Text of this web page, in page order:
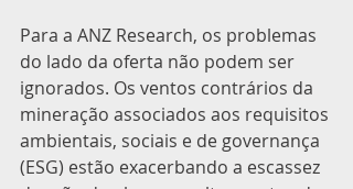
Para a ANZ Research, os problemas
do lado da oferta não podem ser
ignorados. Os ventos contrários da
mineração associados aos requisitos
ambientais, sociais e de governança
(ESG) estão exacerbando a escassez